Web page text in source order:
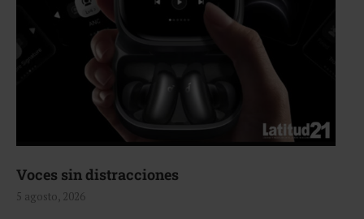
Voces sin distracciones
5 agosto, 2026